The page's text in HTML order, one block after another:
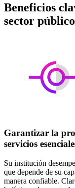
Beneficios
sector público
Garantizar la
servicios
Su institución
que depende de su
manera confiable.